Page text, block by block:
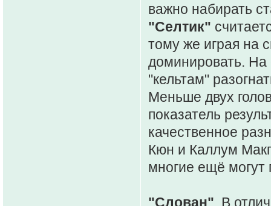
важно набирать
"Селтик"
тому же играя на
доминировать. На
"кельтам"
Меньше двух
показатель
качественное
Кюн и Каллум
многие ещё могут
"Слован". В